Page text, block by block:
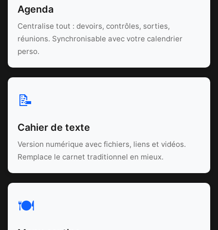
Agenda
Centralise tout : devoirs, contrôles, sorties,
réunions. Synchronisable avec votre calendrier
perso.
📝
Cahier de texte
Version numérique avec fichiers, liens et vidéos.
Remplace le carnet traditionnel en mieux.
🍽️